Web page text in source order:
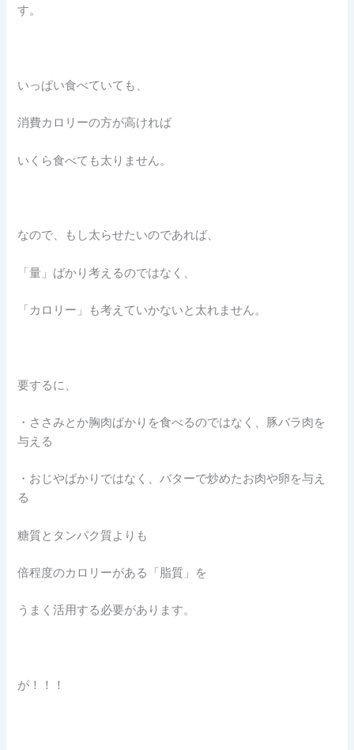
す。
いっぱい食べていても、
消費カロリーの方が高ければ
いくら食べても太りません。
なので、もし太らせたいのであれば、
「量」ばかり考えるのではなく、
「カロリー」も考えていかないと太れません。
要するに、
・ささみとか胸肉ばかりを食べるのではなく、豚バラ肉を
与える
・おじやばかりではなく、バターで炒めたお肉や卵を与え
る
糖質とタンパク質よりも
倍程度のカロリーがある「脂質」を
うまく活用する必要があります。
が！！！